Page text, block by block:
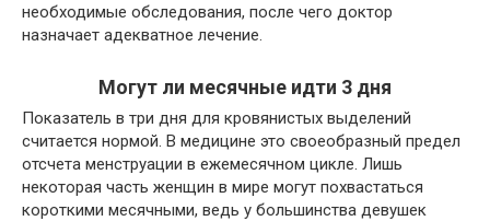
необходимые обследования, после чего доктор
назначает адекватное лечение.
Могут ли месячные идти 3 дня
Показатель в три дня для кровянистых выделений
считается нормой. В медицине это своеобразный предел
отсчета менструации в ежемесячном цикле. Лишь
некоторая часть женщин в мире могут похвастаться
короткими месячными, ведь у большинства девушек